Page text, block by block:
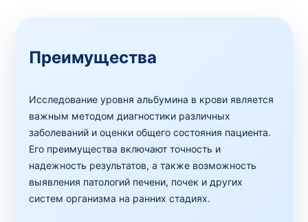
Преимущества
Исследование уровня альбумина в крови является
важным методом диагностики различных
заболеваний и оценки общего состояния пациента.
Его преимущества включают точность и
надежность результатов, а также возможность
выявления патологий печени, почек и других
систем организма на ранних стадиях.